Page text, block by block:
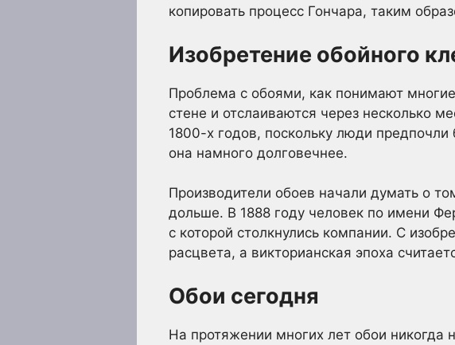
копировать процесс Гончара, таким
Изобретение обойного
Проблема с обоями, как понимают
стене и отслаиваются через несколько
1800-х годов, поскольку люди
она намного долговечнее.
Производители обоев начали думать о
дольше. В 1888 году человек по имени
с которой столкнулись компании. С
расцвета, а викторианская эпоха
Обои сегодня
На протяжении многих лет обои никогда